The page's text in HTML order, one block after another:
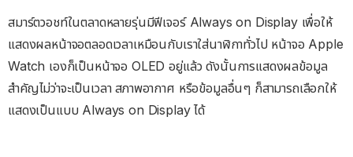
สมาร์ตวอชท์ในตลาดหลายรุ่นมีฟีเจอร์ Always on Display เพื่อให้
แสดงผลหน้าจอตลอดเวลาเหมือนกับเราใส่นาฬิกาทั่วไป หน้าจอ Apple
Watch เองก็เป็นหน้าจอ OLED อยู่แล้ว ดังนั้นการแสดงผลข้อมูล
สำคัญไม่ว่าจะเป็นเวลา สภาพอากาศ หรือข้อมูลอื่นๆ ก็สามารถเลือกให้
แสดงเป็นแบบ Always on Display ได้